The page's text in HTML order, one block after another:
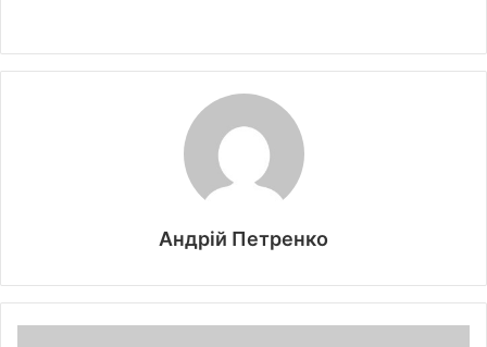
Андрій Петренко